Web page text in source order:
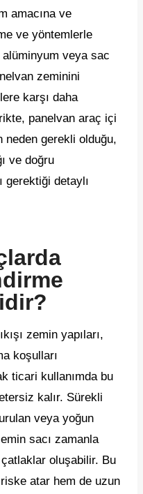
amacına ve
ve yöntemlerle
veya sac
zeminini
karşı daha
panelvan araç içi
neden gerekli olduğu,
ve doğru
gerektiği detaylı
zemin yapıları,
koşulları
ticari kullanımda bu
kalır. Sürekli
veya yoğun
sacı zamanla
oluşabilir. Bu
atar hem de uzun